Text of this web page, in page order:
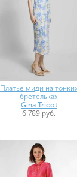
Платье миди на
бретельках
Gina Tricot
6 789 руб.